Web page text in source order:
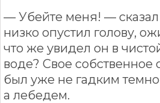
— Убейте меня! —
низко опустил голову,
что же увидел он в
воде? Свое собственное
был уже не гадким
а лебедем.